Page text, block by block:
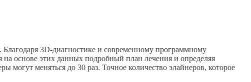
3D-диагностике и современному программному
на основе этих данных подробный план лечения и определяя
могут меняться до 30 раз. Точное количество элайнеров, которое